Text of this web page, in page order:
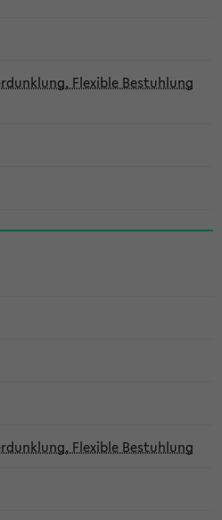
Flexible Bestuhlung
Flexible Bestuhlung